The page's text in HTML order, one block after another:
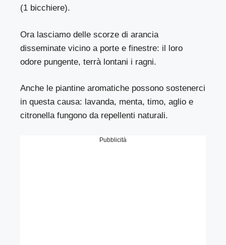
(1 bicchiere).
Ora lasciamo delle scorze di arancia
disseminate vicino a porte e finestre: il loro
odore pungente, terrà lontani i ragni.
Anche le piantine aromatiche possono sostenerci
in questa causa: lavanda, menta, timo, aglio e
citronella fungono da repellenti naturali.
Pubblicità